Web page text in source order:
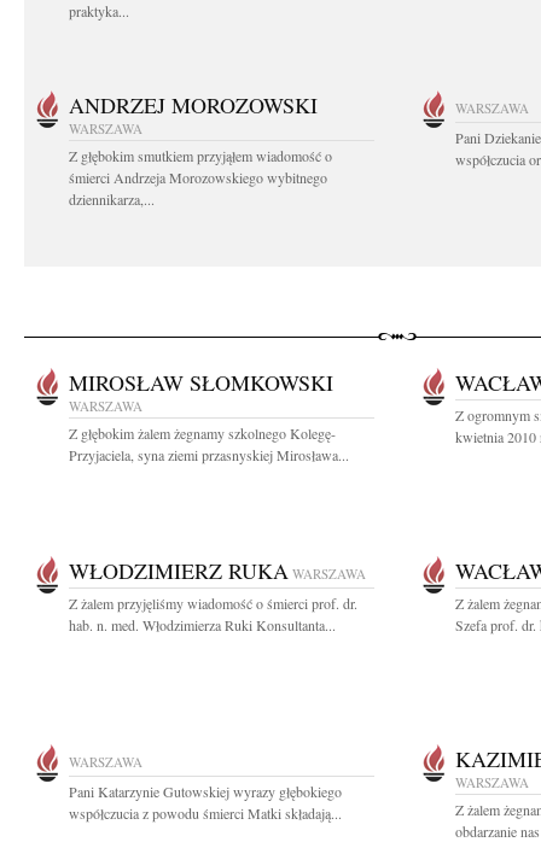
praktyka...
ANDRZEJ MOROZOWSKI
WARSZAWA
Z głębokim smutkiem przyjąłem wiadomość o
śmierci Andrzeja Morozowskiego wybitnego
dziennikarza,...
WARSZAWA
Pani
współczucia
MIROSŁAW SŁOMKOWSKI
WARSZAWA
Z głębokim żalem żegnamy szkolnego Kolegę-
Przyjaciela, syna ziemi przasnyskiej Mirosława...
Z ogromnym
kwietnia 2010
WŁODZIMIERZ RUKA WARSZAWA
Z żalem przyjęliśmy wiadomość o śmierci prof. dr.
hab. n. med. Włodzimierza Ruki Konsultanta...
Z żalem
Szefa prof. dr.
WARSZAWA
Pani Katarzynie Gutowskiej wyrazy głębokiego
współczucia z powodu śmierci Matki składają...
WARSZAWA
Z żalem
obdarzanie